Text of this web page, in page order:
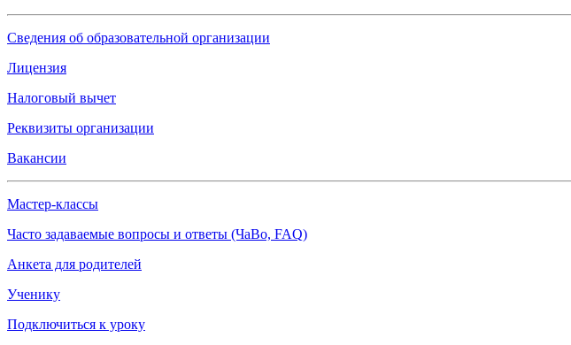
Сведения об образовательной организации
Лицензия
Налоговый вычет
Реквизиты организации
Вакансии
Мастер-классы
Часто задаваемые вопросы и ответы (ЧаВо, FAQ)
Анкета для родителей
Ученику
Подключиться к уроку